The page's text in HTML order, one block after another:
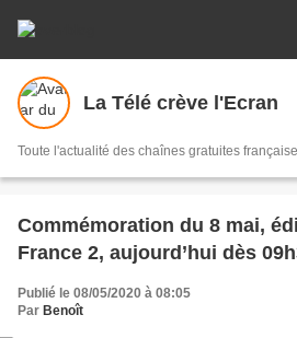
La Télé crève l'Ecran
Toute l'actualité des chaînes gratuites
Commémoration du 8 mai,
France 2, aujourd’hui dès
Publié le 08/05/2020 à 08:05
Par Benoît